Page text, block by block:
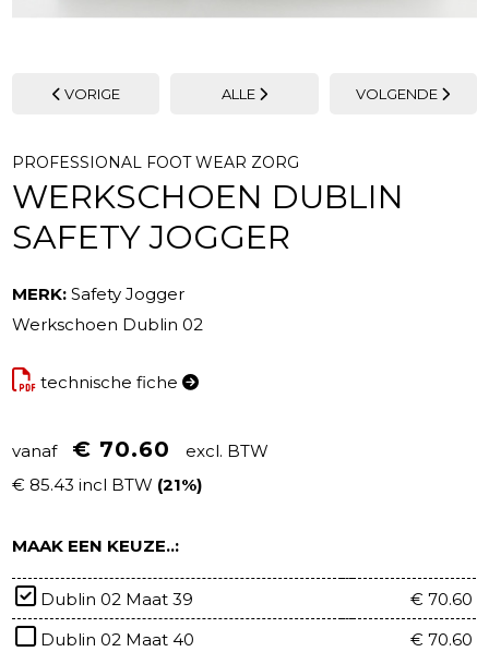
VORIGE ALLE VOLGENDE
PROFESSIONAL FOOT WEAR ZORG
WERKSCHOEN DUBLIN
SAFETY JOGGER
MERK: Safety Jogger
Werkschoen Dublin 02
technische fiche
vanaf € 70.60
excl. BTW
€ 85.43 incl BTW (21%)
MAAK EEN KEUZE..:
Dublin 02 Maat 39
€ 70.60
Dublin 02 Maat 40
€ 70.60